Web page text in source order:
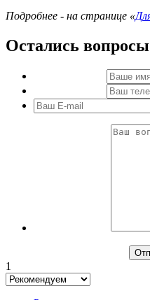
Подробнее - на странице «
Остались
1